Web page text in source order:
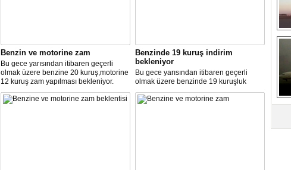
Benzin ve motorine zam
Bu gece yarısından itibaren geçerli
olmak üzere benzine 20 kuruş,motorine
12 kuruş zam yapılması bekleniyor.
Benzinde 19 kuruş indirim
bekleniyor
Bu gece yarısından itibaren geçerli
olmak üzere benzinde 19 kuruşluk
indirim gerçekleşti.